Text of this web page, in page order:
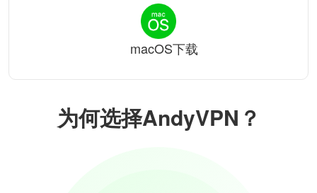
为何选择AndyVPN？
macOS下载